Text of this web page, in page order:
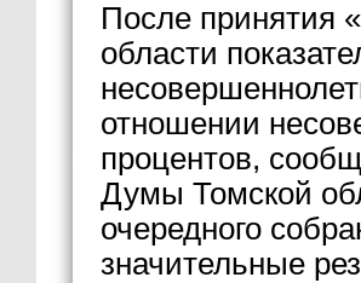
После принятия
области
отношении
процентов,
Думы Томской
очередного
значительные